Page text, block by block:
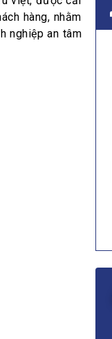
hàng, nhằm
nghiệp an tâm